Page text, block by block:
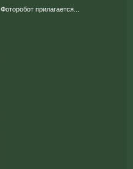
Фоторобот прилагается...